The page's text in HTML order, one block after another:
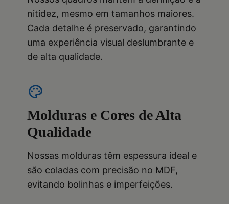
nitidez, mesmo em tamanhos maiores.
Cada detalhe é preservado, garantindo
uma experiência visual deslumbrante e
de alta qualidade.
palette
Molduras e Cores de Alta
Qualidade
Nossas molduras têm espessura ideal e
são coladas com precisão no MDF,
evitando bolinhas e imperfeições.